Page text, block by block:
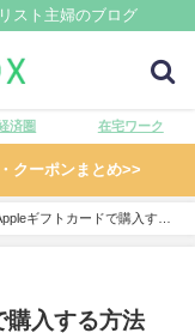
スト主婦のブログ
済圏 在宅ワーク
クーポンまとめ>>
ギフトカードで購入する
入する方法